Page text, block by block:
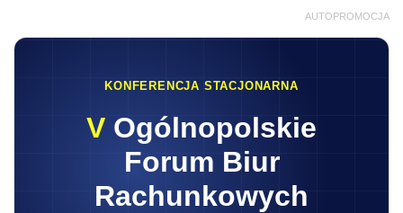
AUTOPROMOCJA
KONFERENCJA STACJONARNA
V Ogólnopolskie
Forum Biur
Rachunkowych